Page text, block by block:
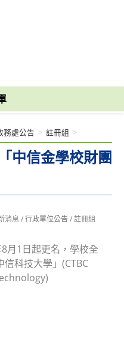
中信金學校財團
務處公告 > 註冊組 >
消息 /行政單位公告/註冊組
月1日起更名，學校全
科技大學」(CTBC